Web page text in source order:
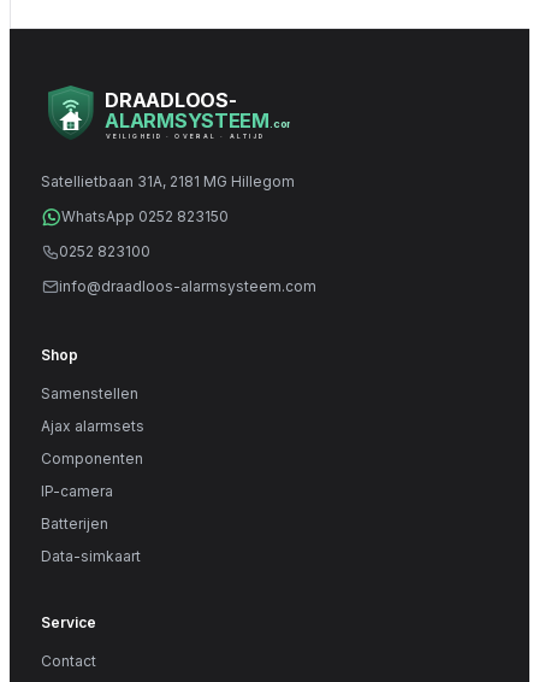
DRAADLOOS-
ALARMSYSTEEM .com
VEILIGHEID · OVERAL · ALTIJD
Satellietbaan 31A, 2181 MG Hillegom
WhatsApp 0252 823150
0252 823100
info@draadloos-alarmsysteem.com
Shop
Samenstellen
Ajax alarmsets
Componenten
IP-camera
Batterijen
Data-simkaart
Service
Contact